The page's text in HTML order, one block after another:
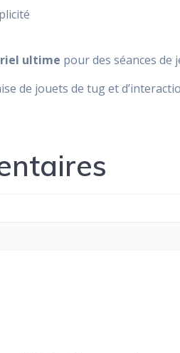
ultime pour des séances de
de jouets de tug et